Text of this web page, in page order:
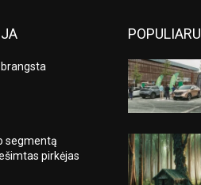
segmentą
pirkėjas
POPULIARU